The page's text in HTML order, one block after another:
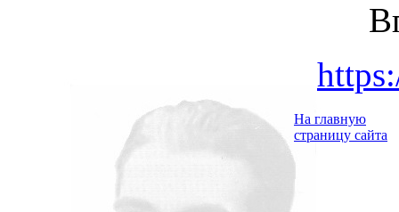
На главную
страницу сайта